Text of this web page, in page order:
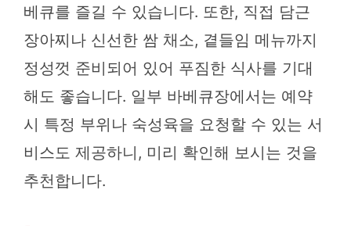
베큐를 즐길 수 있습니다. 또한, 직접 담근
장아찌나 신선한 쌈 채소, 곁들임 메뉴까지
정성껏 준비되어 있어 푸짐한 식사를 기대
해도 좋습니다. 일부 바베큐장에서는 예약
시 특정 부위나 숙성육을 요청할 수 있는 서
비스도 제공하니, 미리 확인해 보시는 것을
추천합니다.